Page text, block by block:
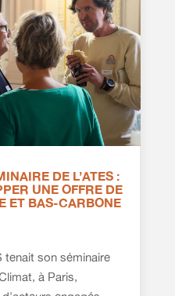
DE L’ATES :
UNE OFFRE DE
ET BAS-CARBONE
tenait son séminaire
à Paris,